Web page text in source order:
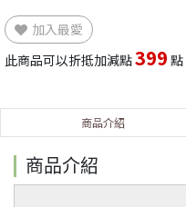
加入最愛
此商品可以折抵加減點399 點
商品介紹
商品介紹